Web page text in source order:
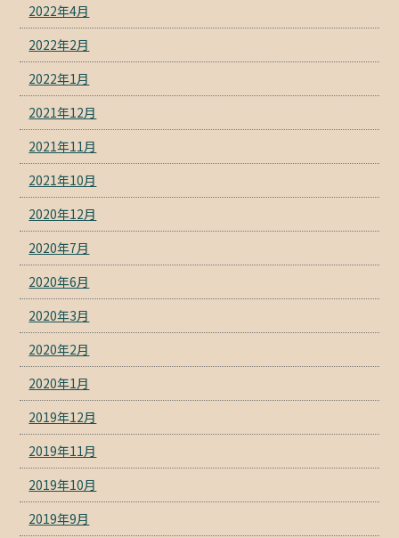
2022年4月
2022年2月
2022年1月
2021年12月
2021年11月
2021年10月
2020年12月
2020年7月
2020年6月
2020年3月
2020年2月
2020年1月
2019年12月
2019年11月
2019年10月
2019年9月